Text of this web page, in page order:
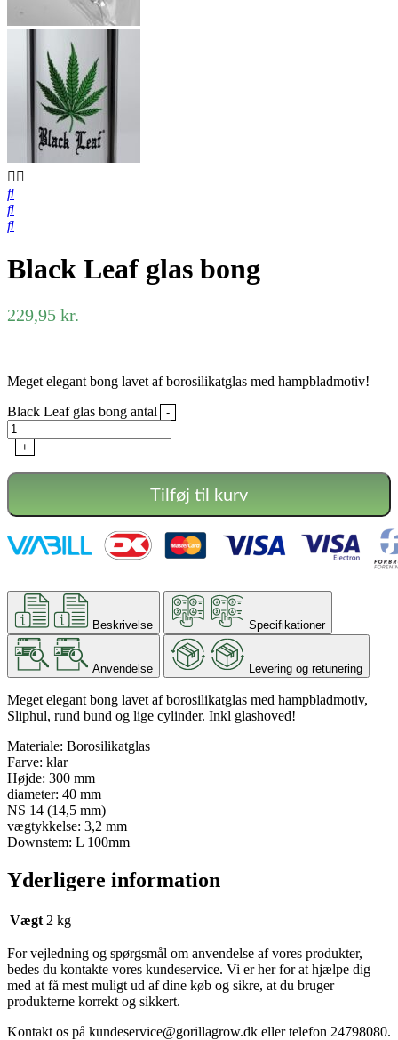
Black Leaf glas bong
229,95 kr.
Meget elegant bong lavet af borosilikatglas med hampbladmotiv!
Black Leaf glas bong antal
-
+
Tilføj til kurv
Beskrivelse Specifikationer
Anvendelse Levering og retunering
Meget elegant bong lavet af borosilikatglas med hampbladmotiv,
Sliphul, rund bund og lige cylinder. Inkl glashoved!
Materiale: Borosilikatglas
Farve: klar
Højde: 300 mm
diameter: 40 mm
NS 14 (14,5 mm)
vægtykkelse: 3,2 mm
Downstem: L 100mm
Yderligere information
Vægt 2 kg
For vejledning og spørgsmål om anvendelse af vores produkter,
bedes du kontakte vores kundeservice. Vi er her for at hjælpe dig
med at få mest muligt ud af dine køb og sikre, at du bruger
produkterne korrekt og sikkert.
Kontakt os på kundeservice@gorillagrow.dk eller telefon 24798080.